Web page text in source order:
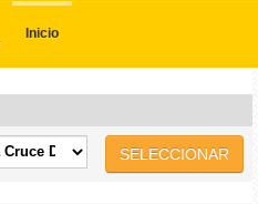
Inicio
SELECCIONAR